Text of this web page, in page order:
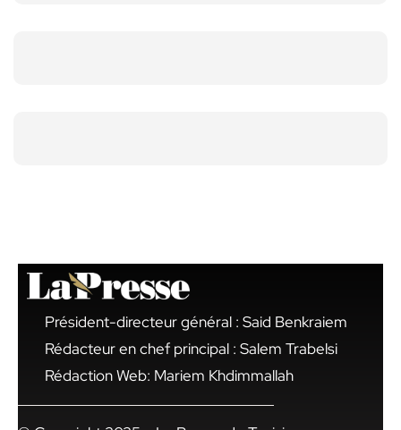
Président-directeur général : Said Benkraiem
Rédacteur en chef principal : Salem Trabelsi
Rédaction Web: Mariem Khdimmallah